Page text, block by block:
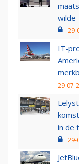
wilde
29-
IT-
29-07-
in de
29-